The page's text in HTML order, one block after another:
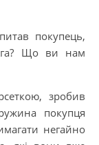
покупець,
Що ви нам
зробив
покупця
негайно